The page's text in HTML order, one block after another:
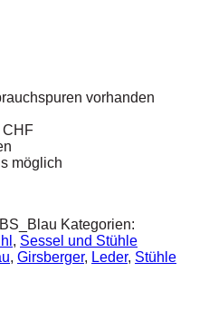
vorhanden
CHF
möglich
Kategorien:
, Sessel und Stühle
, Girsberger, Leder, Stühle